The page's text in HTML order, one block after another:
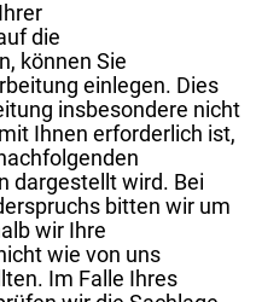
die
können Sie
einlegen. Dies
insbesondere nicht
Ihnen erforderlich ist,
dargestellt wird. Bei
bitten wir um
wir Ihre
wie von uns
Im Falle Ihres